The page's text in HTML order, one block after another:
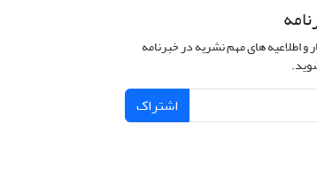
و اطلاعیه های مهم نشریه در خبرنامه
اشتراک